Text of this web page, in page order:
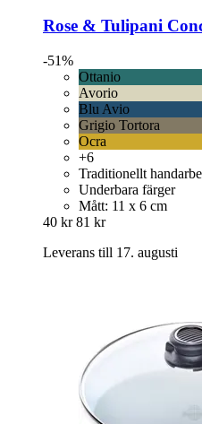
Rose & Tulipani
-51%
Ottanio
Avorio
Blu Avio
Grigio Tortora
Ocra
+6
Traditionellt
Underbara färger
Mått: 11 x 6 cm
40 kr 81 kr
Leverans till 17. augusti